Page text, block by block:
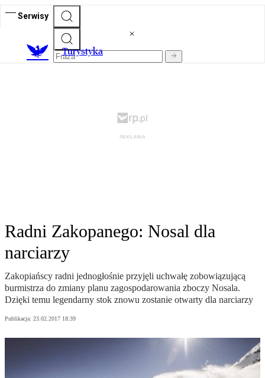
Serwisy
Turystyka
Radni Zakopanego: Nosal dla
narciarzy
Zakopiańscy radni jednogłośnie przyjęli uchwałę zobowiązującą
burmistrza do zmiany planu zagospodarowania zboczy Nosala.
Dzięki temu legendarny stok znowu zostanie otwarty dla narciarzy
Publikacja: 23.02.2017 18:39